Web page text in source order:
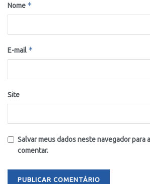
Nome *
E-mail *
Site
Salvar meus dados neste navegador para
comentar.